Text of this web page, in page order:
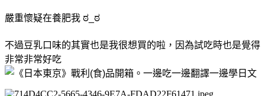
嚴重懷疑在養肥我 ಠ_ಠ
不過豆乳口味的其實也是我很想買的啦，因為試吃時也是覺得
非常非常好吃